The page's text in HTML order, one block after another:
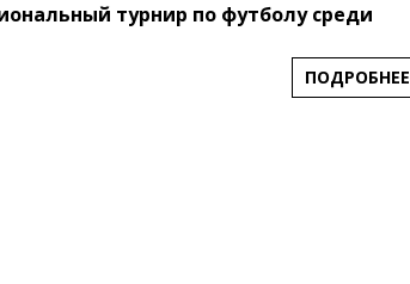
турнир по футболу среди
ПОДРОБНЕЕ